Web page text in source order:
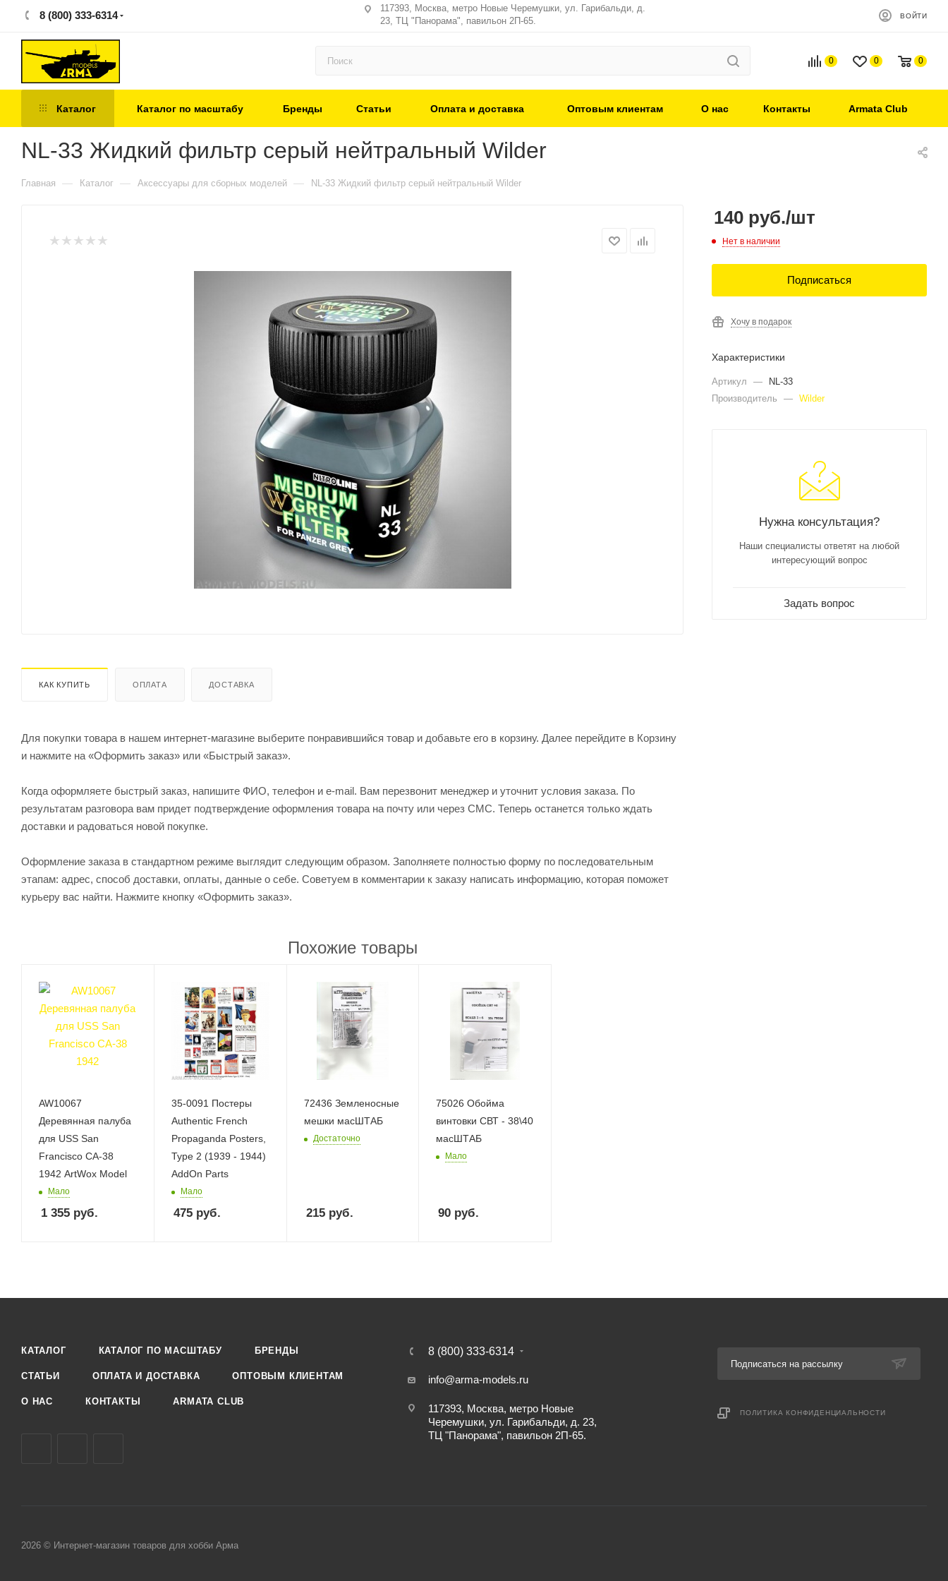
8 (800) 333-6314
117393, Москва, метро Новые Черемушки, ул. Гарибальди, д.
23, ТЦ "Панорама", павильон 2П-65.
ВОЙТИ
0 0 0
Каталог Каталог по масштабу Бренды Статьи Оплата и доставка Оптовым клиентам О нас Контакты Armata Club
NL-33 Жидкий фильтр серый нейтральный Wilder
Главная — Каталог — Аксессуары для сборных моделей — NL-33 Жидкий фильтр серый нейтральный Wilder
КАК КУПИТЬ ОПЛАТА ДОСТАВКА
Для покупки товара в нашем интернет-магазине выберите понравившийся товар и добавьте его в корзину. Далее перейдите в Корзину
и нажмите на «Оформить заказ» или «Быстрый заказ».
Когда оформляете быстрый заказ, напишите ФИО, телефон и e-mail. Вам перезвонит менеджер и уточнит условия заказа. По
результатам разговора вам придет подтверждение оформления товара на почту или через СМС. Теперь останется только ждать
доставки и радоваться новой покупке.
Оформление заказа в стандартном режиме выглядит следующим образом. Заполняете полностью форму по последовательным
этапам: адрес, способ доставки, оплаты, данные о себе. Советуем в комментарии к заказу написать информацию, которая поможет
курьеру вас найти. Нажмите кнопку «Оформить заказ».
Похожие товары
AW10067
Деревянная палуба
для USS San
Francisco CA-38
1942 ArtWox Model
Мало
1 355 руб.
35-0091 Постеры
Authentic French
Propaganda Posters,
Type 2 (1939 - 1944)
AddOn Parts
Мало
475руб.
72436 Земленосные
мешки масШТАБ
Достаточно
215руб.
75026 Обойма
винтовки СВТ - 38\40
масШТАБ
Мало
90 руб.
140 руб./шт
Нет в наличии
Подписаться
Хочу в подарок
Характеристики
Артикул —
NL-33
Производитель
— Wilder
Нужна консультация?
Наши специалисты ответят на любой
интересующий вопрос
Задать вопрос
КАТАЛОГ КАТАЛОГ ПО МАСШТАБУ БРЕНДЫ
СТАТЬИ ОПЛАТА И ДОСТАВКА ОПТОВЫМ КЛИЕНТАМ
О НАС КОНТАКТЫ ARMATA CLUB
8 (800) 333-6314
info@arma-models.ru
117393, Москва, метро Новые
Черемушки, ул. Гарибальди, д. 23,
ТЦ "Панорама", павильон 2П-65.
Подписаться на рассылку
ПОЛИТИКА КОНФИДЕНЦИАЛЬНОСТИ
2026 © Интернет-магазин товаров для хобби Арма